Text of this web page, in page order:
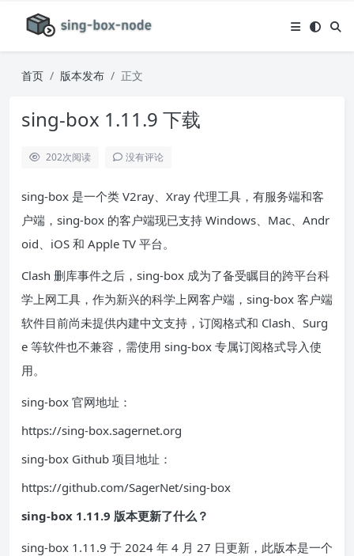
首页 版本发布 正文
sing-box 1.11.9 下载
202次阅读 没有评论
sing-box 是一个类 V2ray、Xray 代理工具，有服务端和客
户端，sing-box 的客户端现已支持 Windows、Mac、Andr
oid、iOS 和 Apple TV 平台。
Clash 删库事件之后，sing-box 成为了备受瞩目的跨平台科
学上网工具，作为新兴的科学上网客户端，sing-box 客户端
软件目前尚未提供内建中文支持，订阅格式和 Clash、Surg
e 等软件也不兼容，需使用 sing-box 专属订阅格式导入使
用。
sing-box 官网地址：
https://sing-box.sagernet.org
sing-box Github 项目地址：
https://github.com/SagerNet/sing-box
sing-box 1.11.9 版本更新了什么？
sing-box 1.11.9 于 2024 年 4 月 27 日更新，此版本是一个